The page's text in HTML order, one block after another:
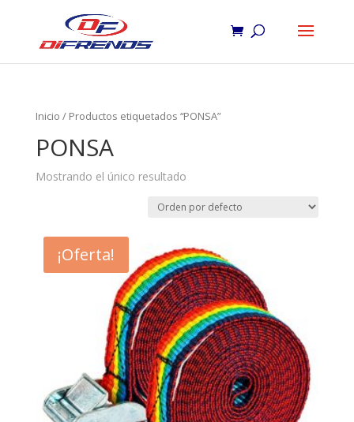
Inicio / Productos etiquetados “PONSA”
PONSA
Mostrando el único resultado
¡Oferta!